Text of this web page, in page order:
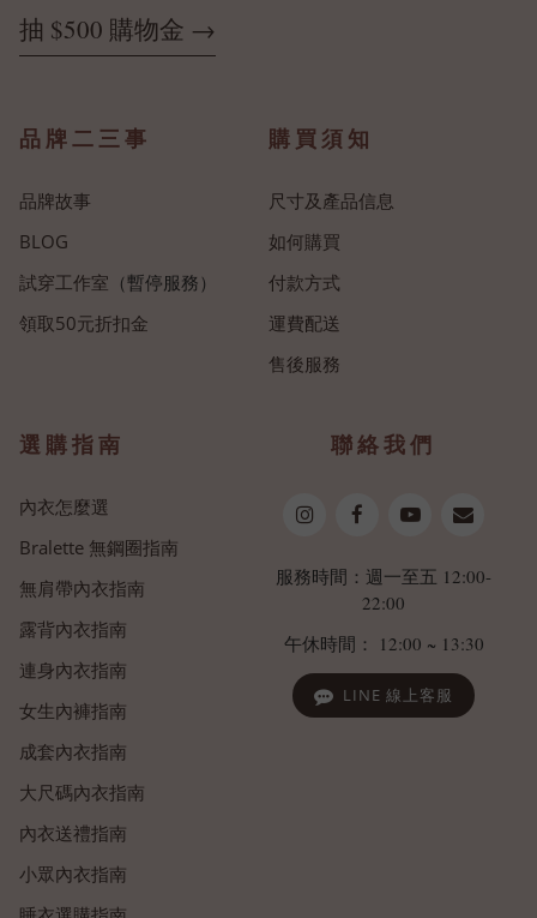
抽 $500 購物金 →
品牌二三事
品牌故事
BLOG
試穿工作室 （暫停服務）
領取50元折扣金
購買須知
尺寸及產品信息
如何購買
付款方式
運費配送
售後服務
選購指南
內衣怎麼選
Bralette 無鋼圈指南
無肩帶內衣指南
露背內衣指南
連身內衣指南
女生內褲指南
成套內衣指南
大尺碼內衣指南
內衣送禮指南
小眾內衣指南
聯絡我們
服務時間：週一至五 12:00-
22:00
午休時間： 12:00 ~ 13:30
LINE 線上客服